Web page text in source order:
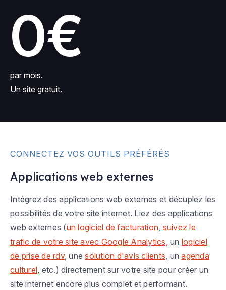
0€
par mois.
Un site gratuit.
CONNECTEZ VOS OUTILS PRÉFÉRÉS
Applications web externes
Intégrez des applications web externes et décuplez les
possibilités de votre site internet. Liez des applications
web externes (un logiciel de facturation, suivez le
trafic de votre site avec Google Analytics, un logiciel
de prise de rdv, unesolution d'avis clients, unagenda
culturel, etc.) directement sur votre site pour créer un
site internet encore plus complet et performant.